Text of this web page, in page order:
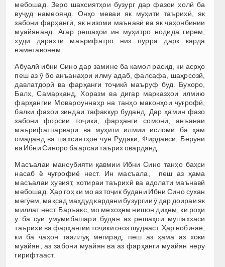
мебошад. Зеро шахсиятҳои бузург дар фазои холӣ ба
вуҷуд намеоянд. Онҳо меваи як муҳити таърихӣ, як
забони фарҳангӣ, як низоми маънавӣ ва як ҷаҳонбинии
муайянанд. Агар решаҳои ин муҳитро нодида гирем,
худи дарахти маърифатро низ пурра дарк карда
наметавонем.
Абуалӣ ибни Сино дар замине ба камол расид, ки асрҳо
пеш аз ӯ бо анъанаҳои илму адаб, фалсафа, шаҳрсозӣ,
давлатдорӣ ва фарҳанги тоҷикӣ маъруф буд. Бухоро,
Балх, Самарқанд, Хоразм ва дигар марказҳои илмию
фарҳангии Мовароуннаҳр на танҳо маконҳои ҷуғрофӣ,
балки фазои зиндаи тафаккур буданд. Дар ҳамин фазо
забони форсии тоҷикӣ, фарҳанги сомонӣ, анъанаи
маърифатпарварӣ ва муҳити илмии исломӣ ба ҳам
омаданд ва шахсиятҳое чун Рӯдакӣ, Фирдавсӣ, Берунӣ
ва Ибни Синоро ба арсаи таърих оварданд.
Масъалаи мансубияти қавмии Ибни Сино танҳо баҳси
насаб ё ҷуғрофиё нест. Ин масъала, пеш аз ҳама
масъалаи ҳувият, хотираи таърихӣ ва адолати маънавӣ
мебошад. Ҳар гоҳ ки мо аз тоҷик будани Ибни Сино сухан
мегӯем, мақсад маҳдуд кардани бузургии ӯ дар доираи як
миллат нест. Баръакс, мо мехоҳем нишон диҳем, ки роҳи
ӯ ба сӯи умумибашарӣ будан аз решаҳои мушаххаси
таърихӣ ва фарҳангии тоҷикӣ оғоз шудааст. Ҳар нобиғае,
ки ба ҷаҳон тааллуқ мегирад, пеш аз ҳама аз хоки
муайян, аз забони муайян ва аз фарҳанги муайян неру
гирифтааст.